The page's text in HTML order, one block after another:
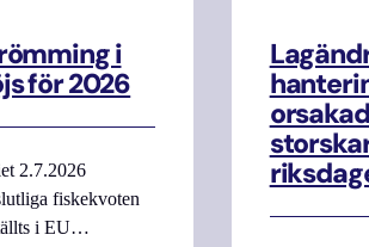
i
för 2026
2.7.2026
fiskekvoten
i EU…